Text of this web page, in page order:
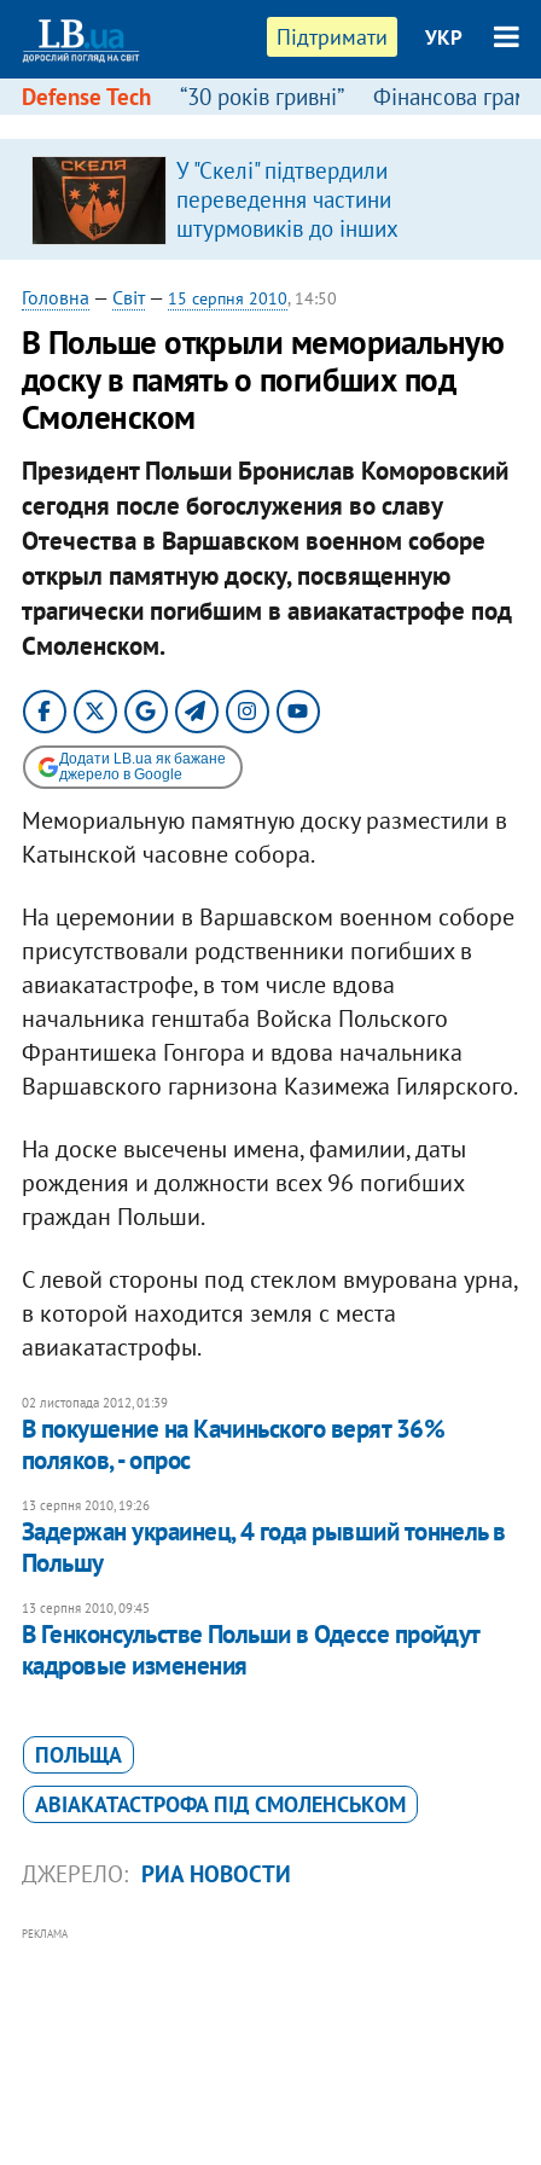
Підтримати УКР
Defense Tech “30 років гривні” Фінансова
У "Скелі" підтвердили
переведення частини
штурмовиків до інших
підрозділів
Головна — Світ— 15 серпня 2010, 14:50
В Польше открыли мемориальную
доску в память о погибших под
Смоленском
Президент Польши Бронислав Коморовский
сегодня после богослужения во славу
Отечества в Варшавском военном соборе
открыл памятную доску, посвященную
трагически погибшим в авиакатастрофе под
Смоленском.
Додати LB.ua як бажане
джерело в Google
Мемориальную памятную доску разместили в
Катынской часовне собора.
На церемонии в Варшавском военном соборе
присутствовали родственники погибших в
авиакатастрофе, в том числе вдова
начальника генштаба Войска Польского
Франтишека Гонгора и вдова начальника
Варшавского гарнизона Казимежа Гилярского.
На доске высечены имена, фамилии, даты
рождения и должности всех 96 погибших
граждан Польши.
С левой стороны под стеклом вмурована урна,
в которой находится земля с места
авиакатастрофы.
02 листопада 2012, 01:39
В покушение на Качиньского верят 36%
поляков, - опрос
13 серпня 2010, 19:26
Задержан украинец, 4 года рывший тоннель в
Польшу
13 серпня 2010, 09:45
В Генконсульстве Польши в Одессе пройдут
кадровые изменения
ПОЛЬЩА
АВІАКАТАСТРОФА ПІД СМОЛЕНСЬКОМ
ДЖЕРЕЛО: РИА НОВОСТИ
РЕКЛАМА